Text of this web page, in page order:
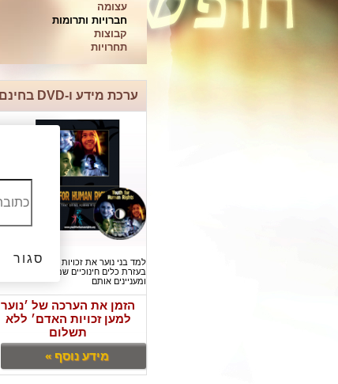
עצומה
חברויות ותרומות
קבוצות
תחרויות
ערכת מידע ו-DVD בחינם
למד בני נוער את זכויות האדם שלהם
בעזרת כלים חינוכיים שמרתקים
ומעניינים אותם
הזמן את הערכה של ׳נוער
למען זכויות האדם׳ ללא
תשלום
מידע נוסף »
סגור